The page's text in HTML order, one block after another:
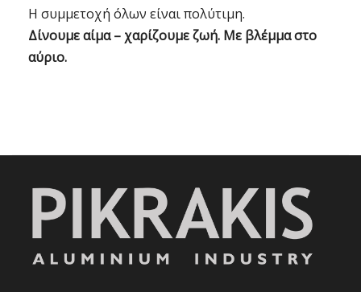
Η συμμετοχή όλων είναι πολύτιμη.
Δίνουμε αίμα – χαρίζουμε ζωή. Με βλέμμα στο
αύριο.